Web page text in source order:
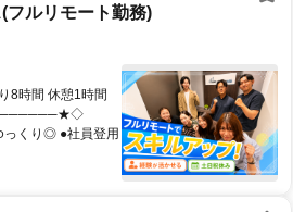
フルリモート勤務)
8時間 休憩1時間
っくり◎ ●社員登用